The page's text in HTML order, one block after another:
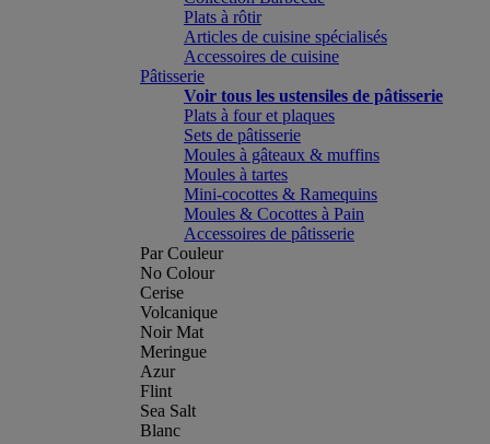
Plats à rôtir
Articles de cuisine spécialisés
Accessoires de cuisine
Pâtisserie
Voir tous les ustensiles de pâtisserie
Plats à four et plaques
Sets de pâtisserie
Moules à gâteaux & muffins
Moules à tartes
Mini-cocottes & Ramequins
Moules & Cocottes à Pain
Accessoires de pâtisserie
Par Couleur
No Colour
Cerise
Volcanique
Noir Mat
Meringue
Azur
Flint
Sea Salt
Blanc